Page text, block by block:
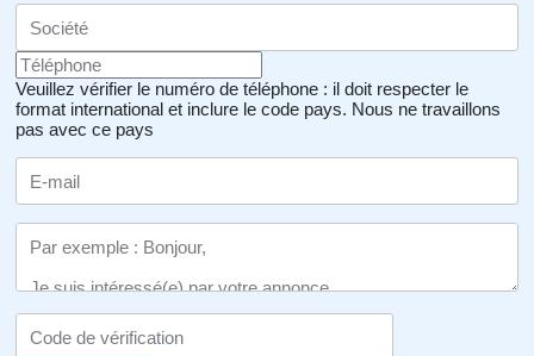
Veuillez vérifier le numéro de téléphone : il doit respecter le
format international et inclure le code pays. Nous ne travaillons
pas avec ce pays